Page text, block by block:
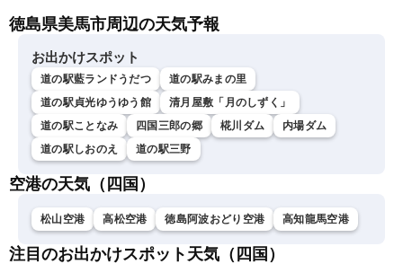
ースLiVEアフタヌーン・戸
徳島県美馬市周辺の天気予報
お出かけスポット
道の駅藍ランドうだつ
道の駅みまの里
道の駅貞光ゆうゆう館
清月屋敷「月のしずく」
道の駅ことなみ
四国三郎の郷 椛川ダム
内場ダム
道の駅しおのえ
道の駅三野
空港の天気（四国）
松山空港 高松空港 徳島阿波おどり空港 高知龍馬空港
注目のお出かけスポット天気（四国）